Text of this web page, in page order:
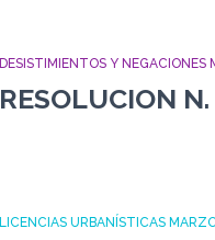
DESISTIMIENTOS Y NEGACIONES
RESOLUCION
LICENCIAS URBANÍSTICAS